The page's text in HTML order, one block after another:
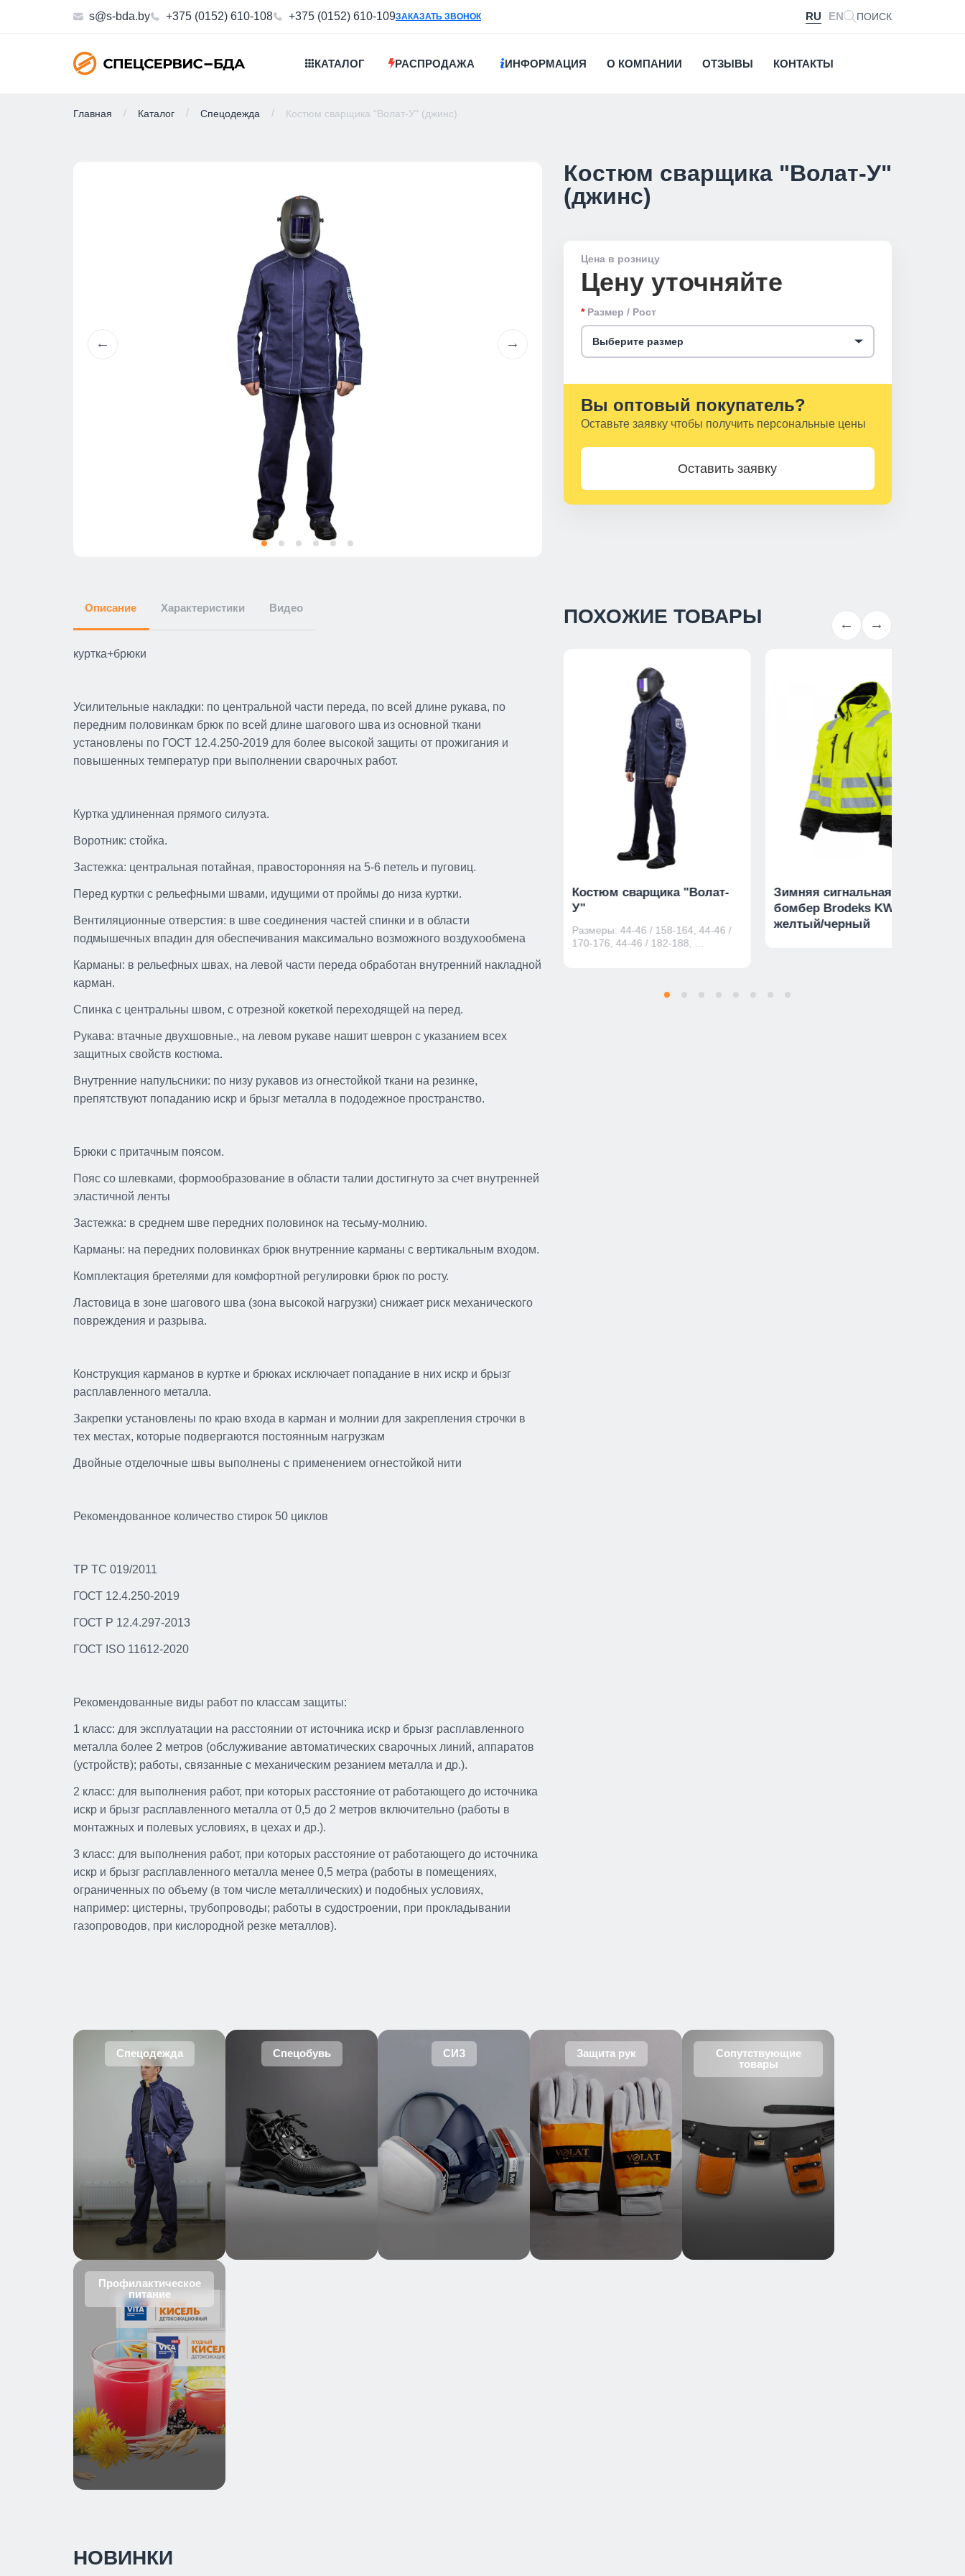
s@s-bda.by +375 (0152) 610-108 +375 (0152) 610-109ЗАКАЗАТЬ ЗВОНОК RU EN ПОИСК
КАТАЛОГ РАСПРОДАЖА ИНФОРМАЦИЯ О КОМПАНИИ ОТЗЫВЫ КОНТАКТЫ
Главная Каталог Спецодежда Костюм сварщика "Волат-У" (джинс)
Костюм сварщика "Волат-У"
(джинс)
Цена в розницу
Цену уточняйте
Размер / Рост
Выберите размер
Вы оптовый покупатель?
Оставьте заявку чтобы получить персональные цены
Оставить заявку
Описание Характеристики Видео
куртка+брюки
Усилительные накладки: по центральной части переда, по всей длине рукава, по
передним половинкам брюк по всей длине шагового шва из основной ткани
установлены по ГОСТ 12.4.250-2019 для более высокой защиты от прожигания и
повышенных температур при выполнении сварочных работ.
Куртка удлиненная прямого силуэта.
Воротник: стойка.
Застежка: центральная потайная, правосторонняя на 5-6 петель и пуговиц.
Перед куртки с рельефными швами, идущими от проймы до низа куртки.
Вентиляционные отверстия: в шве соединения частей спинки и в области
подмышечных впадин для обеспечивания максимально возможного воздухообмена
Карманы: в рельефных швах, на левой части переда обработан внутренний накладной
карман.
Спинка с центральны швом, с отрезной кокеткой переходящей на перед.
Рукава: втачные двухшовные., на левом рукаве нашит шеврон с указанием всех
защитных свойств костюма.
Внутренние напульсники: по низу рукавов из огнестойкой ткани на резинке,
препятствуют попаданию искр и брызг металла в пододежное пространство.
Брюки с притачным поясом.
Пояс со шлевками, формообразование в области талии достигнуто за счет внутренней
эластичной ленты
Застежка: в среднем шве передних половинок на тесьму-молнию.
Карманы: на передних половинках брюк внутренние карманы с вертикальным входом.
Комплектация бретелями для комфортной регулировки брюк по росту.
Ластовица в зоне шагового шва (зона высокой нагрузки) снижает риск механического
повреждения и разрыва.
Конструкция карманов в куртке и брюках исключает попадание в них искр и брызг
расплавленного металла.
Закрепки установлены по краю входа в карман и молнии для закрепления строчки в
тех местах, которые подвергаются постоянным нагрузкам
Двойные отделочные швы выполнены с применением огнестойкой нити
Рекомендованное количество стирок 50 циклов
ТР ТС 019/2011
ГОСТ 12.4.250-2019
ГОСТ Р 12.4.297-2013
ГОСТ ISO 11612-2020
Рекомендованные виды работ по классам защиты:
1 класс: для эксплуатации на расстоянии от источника искр и брызг расплавленного
металла более 2 метров (обслуживание автоматических сварочных линий, аппаратов
(устройств); работы, связанные с механическим резанием металла и др.).
2 класс: для выполнения работ, при которых расстояние от работающего до источника
искр и брызг расплавленного металла от 0,5 до 2 метров включительно (работы в
монтажных и полевых условиях, в цехах и др.).
3 класс: для выполнения работ, при которых расстояние от работающего до источника
искр и брызг расплавленного металла менее 0,5 метра (работы в помещениях,
ограниченных по объему (в том числе металлических) и подобных условиях,
например: цистерны, трубопроводы; работы в судостроении, при прокладывании
газопроводов, при кислородной резке металлов).
ПОХОЖИЕ ТОВАРЫ
Костюм «Волат-Урбан-S»
пилами
Размеры: 44-46 / 158-164, 44-46 /
170-176, 44-46 / 182-188, ...
Нарукавники брезентовые
Костюм сварщика "Волат-
У"
Размеры: 44-46 / 158-164, 44-46 /
170-176, 44-46 / 182-188, ...
Зимняя сигнальная куртка-
бомбер Brodeks KW 222,
желтый/черный
Спецодежда Спецобувь СИЗ Защита рук
Сопутствующие
товары
Профилактическое
питание
НОВИНКИ